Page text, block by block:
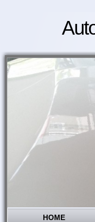
HOME